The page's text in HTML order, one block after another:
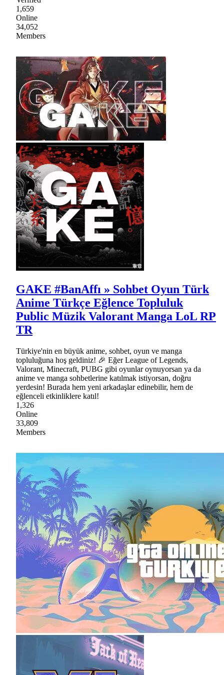
1,659
Online
34,052
Members
GAKE #BanAffı » Sohbet Oyun Türk
Anime Türkçe Eğlence Topluluk
Public Müzik Valorant Manga LoL RP
TR
Türkiye'nin en büyük anime, sohbet, oyun ve manga
topluluğuna hoş geldiniz! 🎉 Eğer League of Legends,
Valorant, Minecraft, PUBG gibi oyunlar oynuyorsan ya da
anime ve manga sohbetlerine katılmak istiyorsan, doğru
yerdesin! Burada hem yeni arkadaşlar edinebilir, hem de
eğlenceli etkinliklere katıl!
1,326
Online
33,809
Members